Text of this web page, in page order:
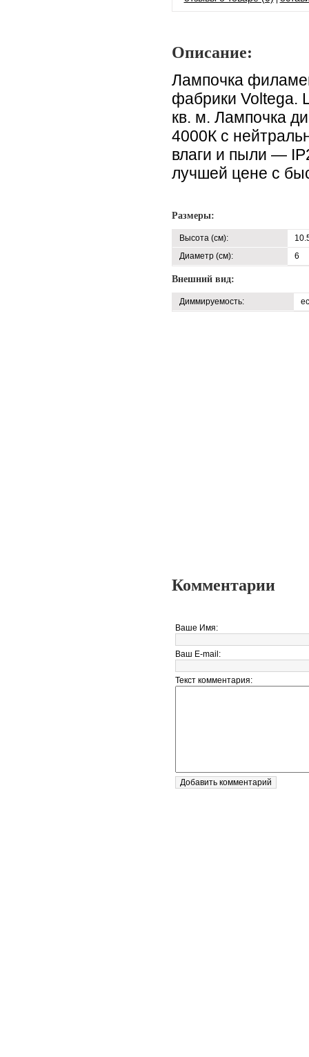
Описание:
Лампочка
фабрики
кв. м. Лампочка
4000К с
влаги и пыли —
лучшей цене с
Размеры:
Высота (см):
Диаметр (см):
6
Внешний вид:
Диммируемость:
Комментарии
Ваше Имя:
Ваш E-mail:
Текст комментария: